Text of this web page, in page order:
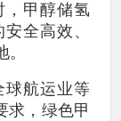
，甲醇储氢
全高效、
球航运业等
求，绿色甲